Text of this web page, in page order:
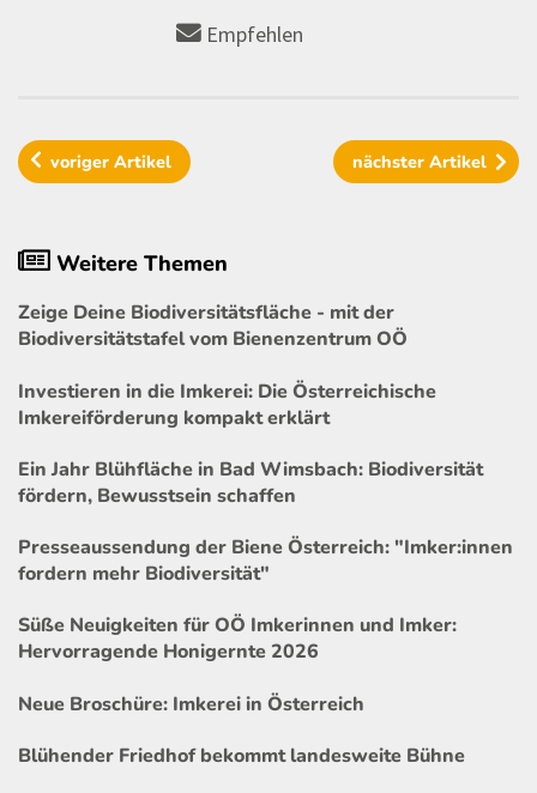
Empfehlen
vorigerArtikel nächster Artikel
Weitere Themen
Zeige Deine Biodiversitätsfläche - mit der
Biodiversitätstafel vom Bienenzentrum OÖ
Investieren in die Imkerei: Die Österreichische
Imkereiförderung kompakt erklärt
Ein Jahr Blühfläche in Bad Wimsbach: Biodiversität
fördern, Bewusstsein schaffen
Presseaussendung der Biene Österreich: "Imker:innen
fordern mehr Biodiversität"
Süße Neuigkeiten für OÖ Imkerinnen und Imker:
Hervorragende Honigernte 2026
Neue Broschüre: Imkerei in Österreich
Blühender Friedhof bekommt landesweite Bühne